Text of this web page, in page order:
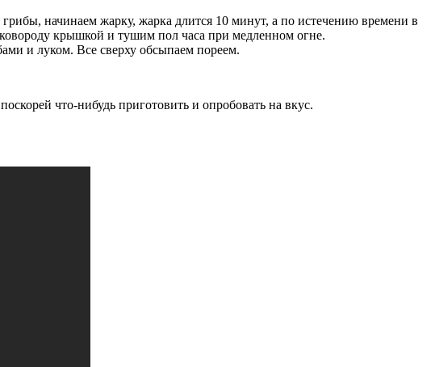
начинаем жарку, жарка длится 10 минут, а по истечению времени в
крышкой и тушим пол часа при медленном огне.
и луком. Все сверху обсыпаем пореем.
что-нибудь приготовить и опробовать на вкус.